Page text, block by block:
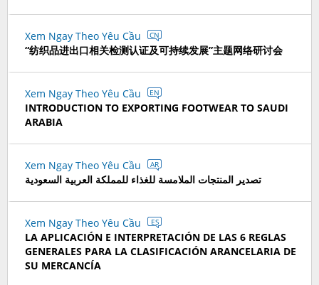
Xem Ngay Theo Yêu Cầu CN
“纺织品进出口相关检测认证及可持续发展”主题网络研讨会
Xem Ngay Theo Yêu Cầu EN
INTRODUCTION TO EXPORTING FOOTWEAR TO SAUDI
ARABIA
Xem Ngay Theo Yêu Cầu AR
تصدير المنتجات الملامسة للغذاء للمملكة العربية السعودية
Xem Ngay Theo Yêu Cầu ES
LA APLICACIÓN E INTERPRETACIÓN DE LAS 6 REGLAS
GENERALES PARA LA CLASIFICACIÓN ARANCELARIA DE
SU MERCANCÍA